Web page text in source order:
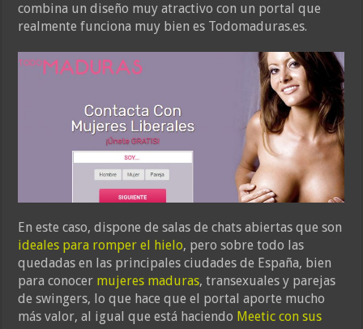
combina un diseño muy atractivo con un portal que
realmente funciona muy bien es Todomaduras.es.
En este caso, dispone de salas de chats abiertas que son
ideales para romper el hielo, pero sobre todo las
quedadas en las principales ciudades de España, bien
para conocer mujeres maduras, transexuales y parejas
de swingers, lo que hace que el portal aporte mucho
más valor, al igual que está haciendo Meetic con sus